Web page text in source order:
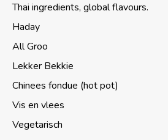
Thai ingredients, global flavours.
Haday
All Groo
Lekker Bekkie
Chinees fondue (hot pot)
Vis en vlees
Vegetarisch